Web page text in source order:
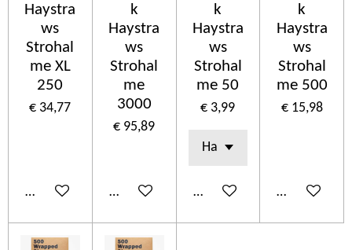
Haystra
ws
Strohal
me XL
250
€ 34,77
In winkelwagen
k
Haystra
ws
Strohal
me
3000
€ 95,89
In winkelwagen
k
Haystra
ws
Strohal
me 50
€ 3,99
In winkelwagen
k
Haystra
ws
Strohal
me 500
€ 15,98
In